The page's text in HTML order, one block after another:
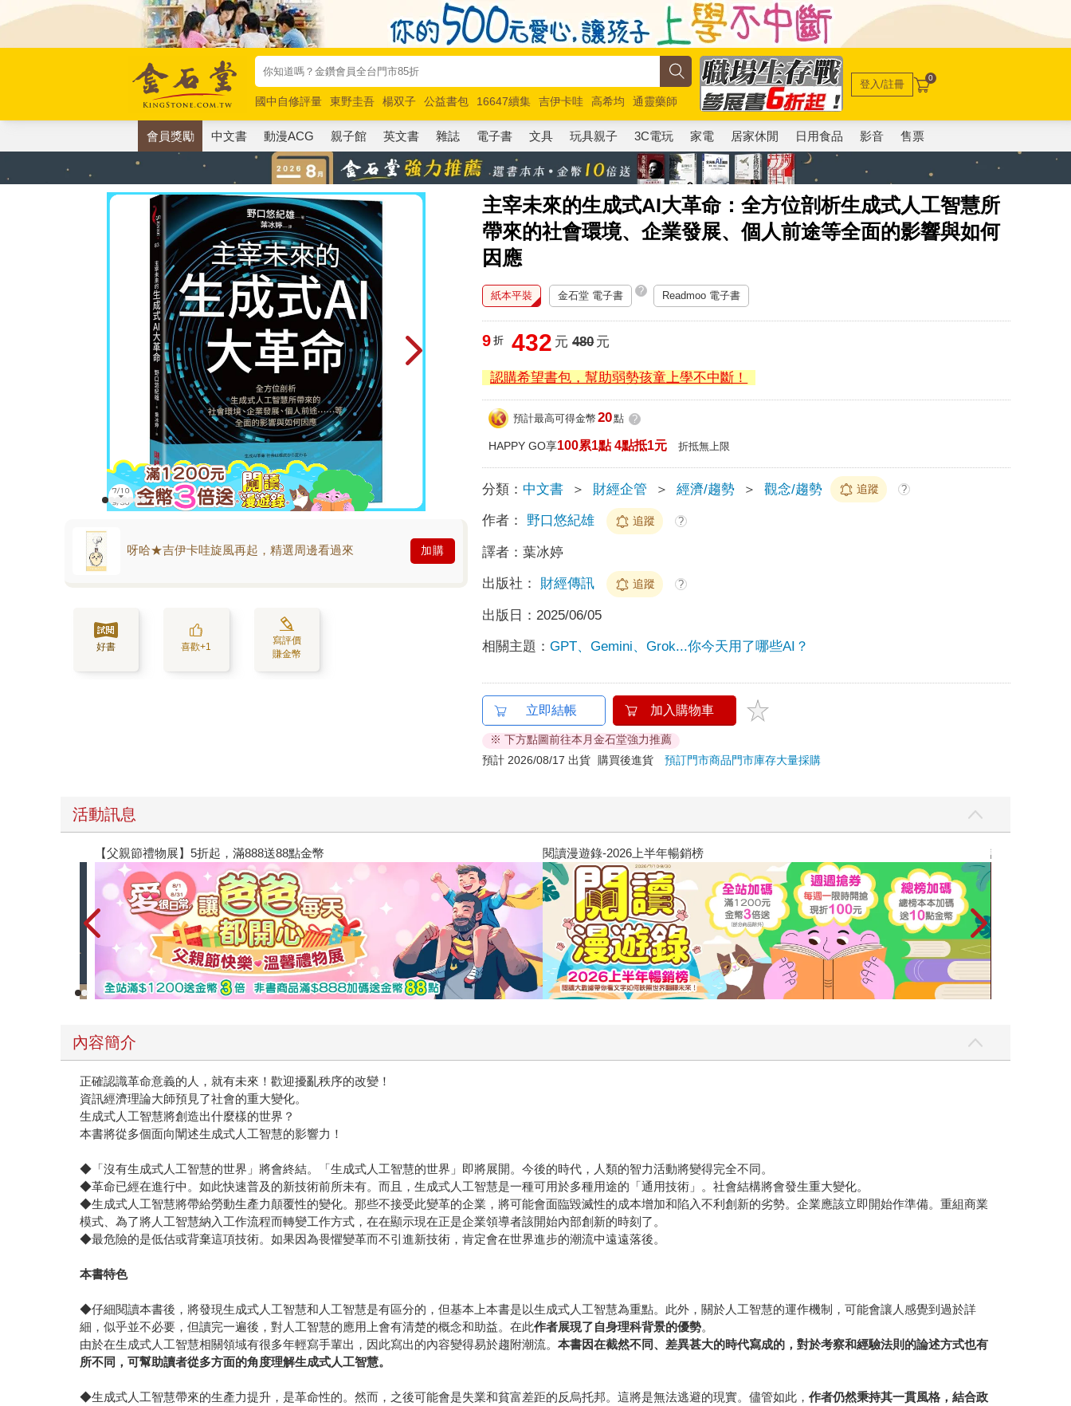
國中自修評量 東野圭吾 楊双子 公益書包 16647續集 吉伊卡哇 高希均
通靈藥師
唯紅花綻放
奧德賽 路邊攤新作 馬斯克 玩具總動員5 超慢跑
登入/註冊 0
會員獎勵 中文書 動漫ACG 親子館 英文書 雜誌 電子書 文具 玩具親子 3C電玩 家電 居家休閒 日用食品 影音 售票
主宰未來的生成式AI大革命：全方位剖析生成式人工智慧所
帶來的社會環境、企業發展、個人前途等全面的影響與如何
因應
呀哈★吉伊卡哇旋風再起，精選周邊看過來 加購
好書 喜歡+1
寫評價
賺金幣
紙本平裝 金石堂 電子書 ? Readmoo 電子書
9 折 432 元 480元
認購希望書包，幫助弱勢孩童上學不中斷！
預計最高可得金幣 20點 ?
HAPPY GO享100累1點 4點抵1元 折抵無上限
分類： 中文書 ＞ 財經企管 ＞ 經濟/趨勢 ＞ 觀念/趨勢 追蹤 ?
作者： 野口悠紀雄 追蹤 ?
譯者：葉冰婷
出版社： 財經傳訊 追蹤 ?
出版日： 2025/06/05
相關主題：GPT、Gemini、Grok...你今天用了哪些AI？
立即結帳 加入購物車
※ 下方點圖前往本月金石堂強力推薦
預計 2026/08/17 出貨
購買後進貨預訂門市商品門市庫存大量採購
活動訊息
【父親節禮物展】5折起，滿888送88點金幣 閱讀漫遊錄-2026上半年暢銷榜 讀懂全球首富
內容簡介
正確認識革命意義的人，就有未來！歡迎擾亂秩序的改變！
資訊經濟理論大師預見了社會的重大變化。
生成式人工智慧將創造出什麼樣的世界？
本書將從多個面向闡述生成式人工智慧的影響力！
◆「沒有生成式人工智慧的世界」將會終結。「生成式人工智慧的世界」即將展開。今後的時代，人類的智力活動將變得完全不同。
◆革命已經在進行中。如此快速普及的新技術前所未有。而且，生成式人工智慧是一種可用於多種用途的「通用技術」。社會結構將會發生重大變化。
◆生成式人工智慧將帶給勞動生產力顛覆性的變化。那些不接受此變革的企業，將可能會面臨毀滅性的成本增加和陷入不利創新的劣勢。企業應該立即開始作準備。重組商業
模式、為了將人工智慧納入工作流程而轉變工作方式，在在顯示現在正是企業領導者該開始內部創新的時刻了。
◆最危險的是低估或背棄這項技術。如果因為畏懼變革而不引進新技術，肯定會在世界進步的潮流中遠遠落後。
本書特色
◆仔細閱讀本書後，將發現生成式人工智慧和人工智慧是有區分的，但基本上本書是以生成式人工智慧為重點。此外，關於人工智慧的運作機制，可能會讓人感覺到過於詳
細，似乎並不必要，但讀完一遍後，對人工智慧的應用上會有清楚的概念和助益。在此作者展現了自身理科背景的優勢。
由於在生成式人工智慧相關領域有很多年輕寫手輩出，因此寫出的內容變得易於趨附潮流。本書因在截然不同、差異甚大的時代寫成的，對於考察和經驗法則的論述方式也有
所不同，可幫助讀者從多方面的角度理解生成式人工智慧。
◆生成式人工智慧帶來的生產力提升，是革命性的。然而，之後可能會是失業和貧富差距的反烏托邦。這將是無法逃避的現實。儘管如此，作者仍然秉持其一貫風格，結合政